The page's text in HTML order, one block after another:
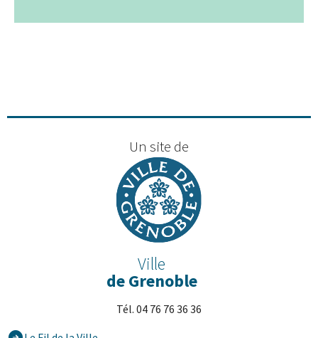
Un site de
Ville
de Grenoble
Tél. 04 76 76 36 36